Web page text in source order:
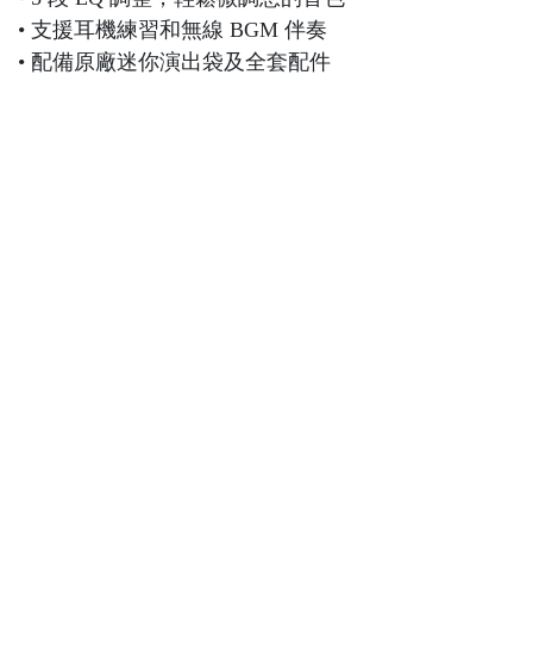
• 支援耳機練習和無線 BGM 伴奏
• 配備原廠迷你演出袋及全套配件